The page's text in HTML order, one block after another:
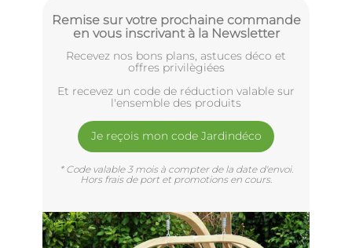
Remise sur votre prochaine commande
en vous inscrivant à la Newsletter
Recevez nos bons plans, astuces déco et
offres privilègiées
Et recevez un code de réduction valable sur
l'ensemble des produits
Je reçois mon code Jardindéco
* Code valable 3 mois à compter de la date d'envoi.
Hors frais de port et promotions en cours.